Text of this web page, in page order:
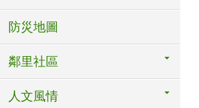
防災地圖
鄰里社區
人文風情